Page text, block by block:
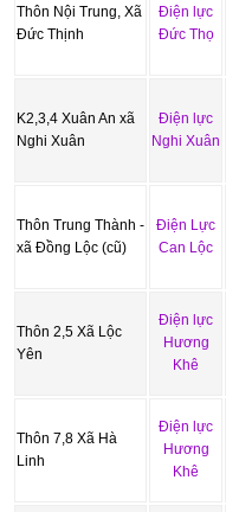
Thôn Nội Trung, Xã
Đức Thịnh
Điện lực
Đức Thọ
K2,3,4 Xuân An xã
Nghi Xuân
Điện lực
Nghi Xuân
Thôn Trung Thành -
xã Đồng Lộc (cũ)
Điện Lực
Can Lộc
Thôn 2,5 Xã Lộc
Yên
Điện lực
Hương
Khê
Thôn 7,8 Xã Hà
Linh
Điện lực
Hương
Khê